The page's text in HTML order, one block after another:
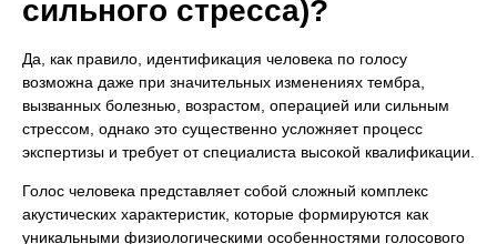
сильного стресса)?
Да, как правило, идентификация человека по голосу
возможна даже при значительных изменениях тембра,
вызванных болезнью, возрастом, операцией или сильным
стрессом, однако это существенно усложняет процесс
экспертизы и требует от специалиста высокой квалификации.
Голос человека представляет собой сложный комплекс
акустических характеристик, которые формируются как
уникальными физиологическими особенностями голосового